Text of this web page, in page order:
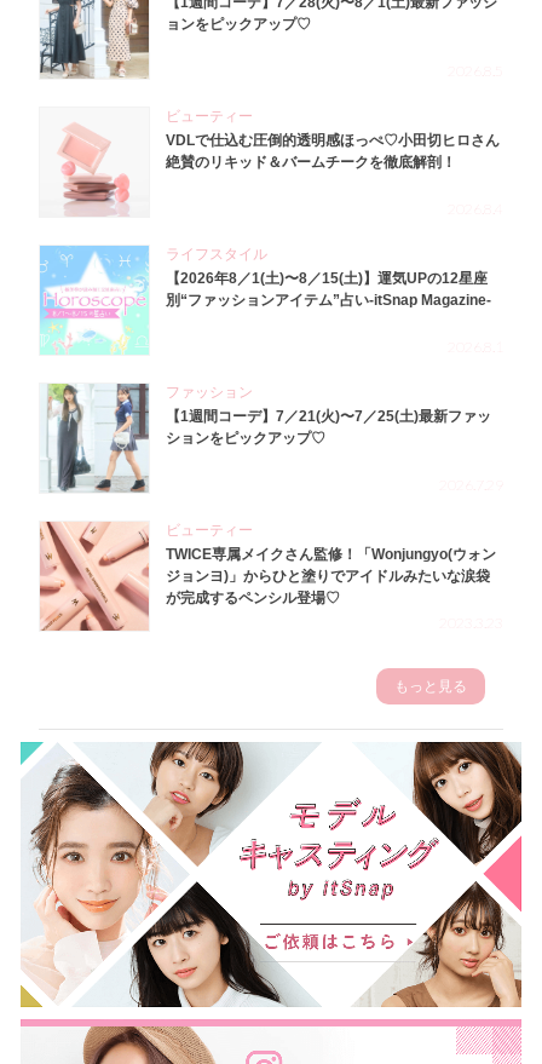
ョンをピックアップ♡
ビューティー
VDLで仕込む圧倒的透明感ほっぺ♡小田切ヒロさん
絶賛のリキッド＆バームチークを徹底解剖！
ライフスタイル
【2026年8／1(土)〜8／15(土)】運気UPの12星座
別“ファッションアイテム”占い-itSnap Magazine-
ファッション
【1週間コーデ】7／21(火)〜7／25(土)最新ファッ
ションをピックアップ♡
ビューティー
TWICE専属メイクさん監修！「Wonjungyo(ウォン
ジョンヨ)」からひと塗りでアイドルみたいな涙袋
が完成するペンシル登場♡
もっと見る